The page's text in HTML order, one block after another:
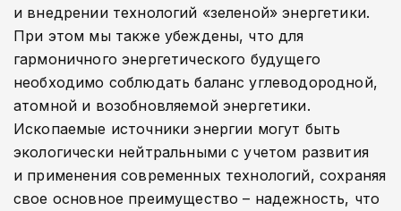
и внедрении технологий «зеленой» энергетики.
При этом мы также убеждены, что для
гармоничного энергетического будущего
необходимо соблюдать баланс углеводородной,
атомной и возобновляемой энергетики.
Ископаемые источники энергии могут быть
экологически нейтральными с учетом развития
и применения современных технологий, сохраняя
свое основное преимущество – надежность, что